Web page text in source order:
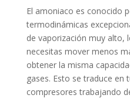
El amoniaco es conocido
termodinámicas
de vaporización muy alto,
necesitas mover menos
obtener la misma
gases. Esto se traduce en
compresores trabajando